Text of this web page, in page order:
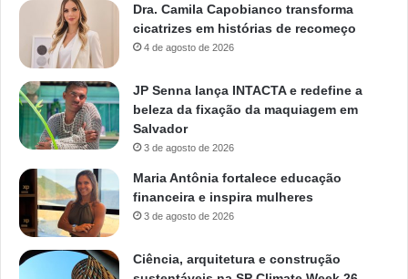
Dra. Camila Capobianco transforma
cicatrizes em histórias de recomeço
4 de agosto de 2026
JP Senna lança INTACTA e redefine a
beleza da fixação da maquiagem em
Salvador
3 de agosto de 2026
Maria Antônia fortalece educação
financeira e inspira mulheres
3 de agosto de 2026
Ciência, arquitetura e construção